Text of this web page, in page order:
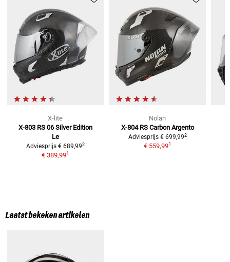
X-lite
X-803 RS 06 Silver Edition
Le
Adviesprijs € 689,992
€ 389,991
Nolan
X-804 RS Carbon Argento
Adviesprijs € 699,992
€ 559,991
Laatst bekeken artikelen